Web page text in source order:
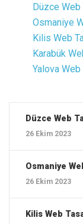
Düzce ‎Web
Osmaniye
Kilis ‎Web
Karabük
Yalova ‎Web
Düzce ‎Web
26 Ekim 2023
Osmaniye
26 Ekim 2023
Kilis ‎Web